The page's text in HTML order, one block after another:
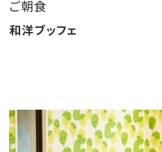
無料（対象レストランに限りま
※添い寝可能人数はお部屋
※おひとり分のベッドまた
人と同料金です。
ご朝食
和洋ブッフェ